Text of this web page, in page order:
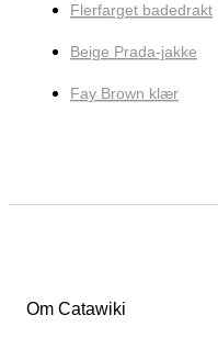
Flerfarget badedrakt
Beige Prada-jakke
Fay Brown klær
Om Catawiki